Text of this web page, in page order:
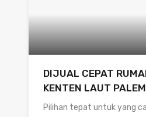
DIJUAL CEPAT
KENTEN LAUT
Pilihan tepat untuk yang